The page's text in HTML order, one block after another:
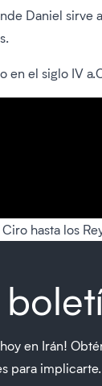
Daniel sirve
en el siglo IV
hasta los
en Irán!
para implicarte.